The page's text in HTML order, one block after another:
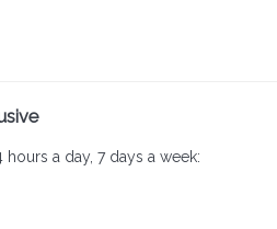
a day, 7 days a week: